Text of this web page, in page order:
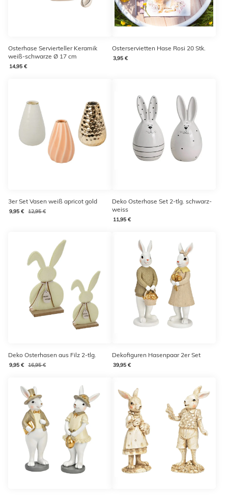
Osterhase Servierteller Keramik
weiß-schwarze Ø 17 cm
14,95 €
Osterservietten Hase Rosi 20 Stk.
3,95 €
3er Set Vasen weiß apricot gold
9,95 € 12,95 €
Deko Osterhase Set 2-tlg. schwarz-
weiss
11,95 €
Deko Osterhasen aus Filz 2-tlg.
9,95 € 16,95 €
Dekofiguren Hasenpaar 2er Set
39,95 €